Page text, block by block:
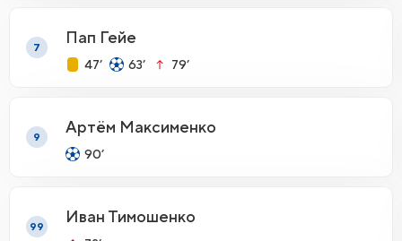
7
Пап Гейе
47’ 63’ 79’
9
Артём Максименко
90’
99
Иван Тимошенко